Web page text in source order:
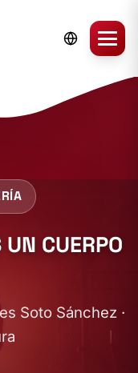
CUERPO
Soto Sánchez ·